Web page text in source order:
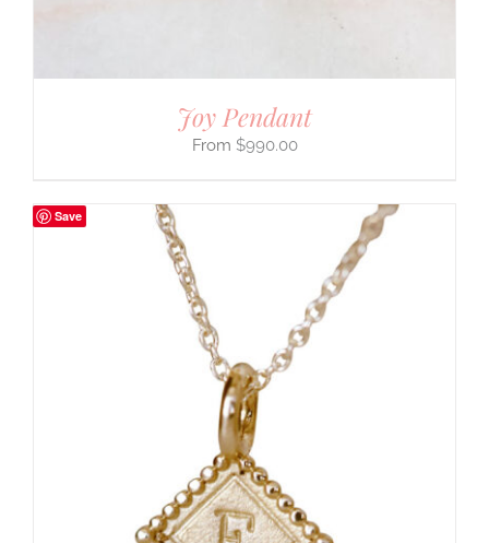
Joy Pendant
$990.00
Save